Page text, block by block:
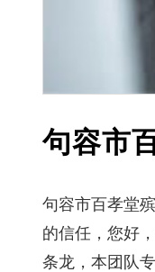
句容市
句容市百孝堂
的信任，您好
条龙，本团队